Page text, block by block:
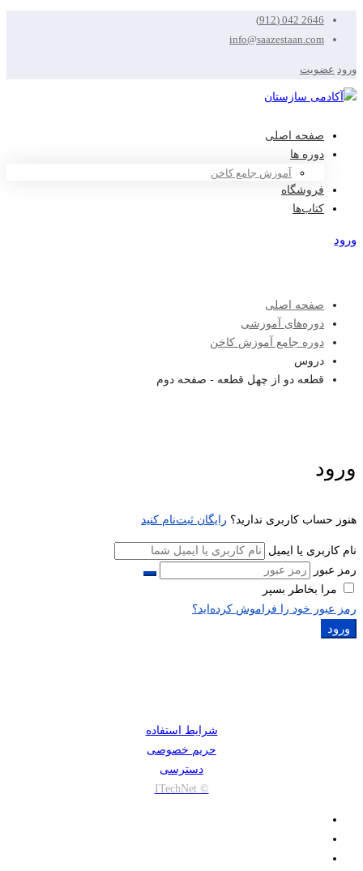
2646 042 (912)
info@saazestaan.com
ورود عضویت
صفحه اصلی
دوره ها
آموزش جامع کاخن
فروشگاه
کتاب‌ها
ورود
صفحه اصلی
دوره‌های آموزشی
دوره جامع آموزش کاخن
دروس
قطعه دو از چهل قطعه - صفحه دوم
ورود
هنوز حساب کاربری ندارید؟ رایگان ثبت‌نام کنید
نام کاربری یا ایمیل
رمز عبور
مرا بخاطر بسپر
رمز عبور خود را فراموش کرده‌اید؟
ورود
شرایط استفاده
حریم خصوصی
دسترسی
© ITechNet